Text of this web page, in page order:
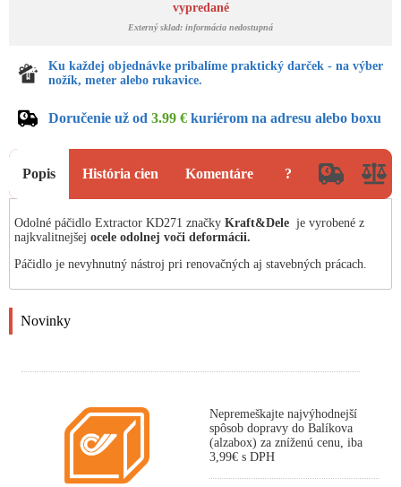
vypredané
Externý sklad: informácia nedostupná
Ku každej objednávke pribalíme praktický darček - na výber
nožík, meter alebo rukavice.
Doručenie už od 3.99 € kuriérom na adresu alebo boxu
Popis História cien Komentáre ?
Odolné páčidlo Extractor KD271 značky Kraft&Dele je vyrobené z
najkvalitnejšej ocele odolnej voči deformácii.
Páčidlo je nevyhnutný nástroj pri renovačných aj stavebných prácach.
Novinky
Nepremeškajte najvýhodnejší
spôsob dopravy do Balíkova
(alzabox) za zníženú cenu, iba
3,99€ s DPH